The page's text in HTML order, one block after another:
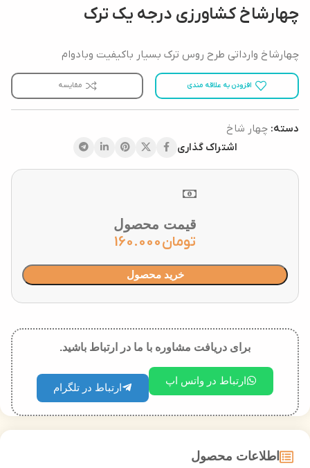
چهارشاخ کشاورزی درجه یک ترک
چهارشاخ وارداتی طرح روس ترک بسیار باکیفیت وبادوام
افزودن به علاقه مندی مقایسه
دسته: چهار شاخ
اشتراک گذاری
قیمت محصول
تومان
خرید محصول
برای دریافت مشاوره با ما در ارتباط باشید.
ارتباط در واتس اپ
ارتباط در تلگرام
اطلاعات محصول